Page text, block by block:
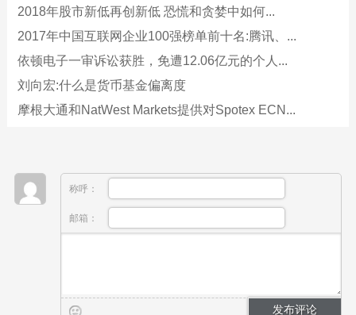
2018年股市新低再创新低 恐慌和贪婪中如何...
2017年中国互联网企业100强榜单前十名:腾讯、...
依顿电子一审诉讼获胜，免遭12.06亿元的个人...
刘向宏:什么是货币基金偏离度
摩根大通和NatWest Markets提供对Spotex ECN...
称呼：
邮箱：